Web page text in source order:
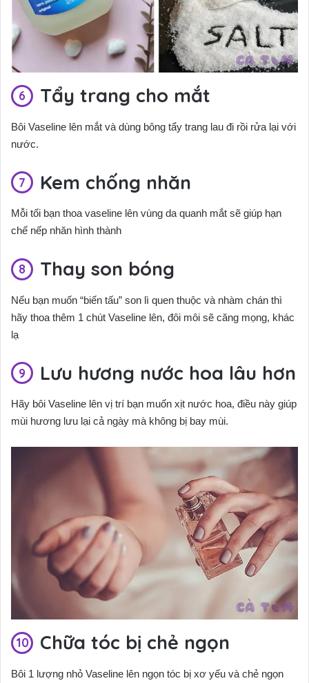
Tẩy trang cho mắt
Bôi Vaseline lên mắt và dùng bông tẩy trang lau đi rồi rửa lại với
nước.
Kem chống nhăn
Mỗi tối bạn thoa vaseline lên vùng da quanh mắt sẽ giúp hạn
chế nếp nhăn hình thành
Thay son bóng
Nếu bạn muốn “biến tấu” son lì quen thuộc và nhàm chán thì
hãy thoa thêm 1 chút Vaseline lên, đôi môi sẽ căng mọng, khác
lạ
Lưu hương nước hoa lâu hơn
Hãy bôi Vaseline lên vị trí bạn muốn xịt nước hoa, điều này giúp
mùi hương lưu lại cả ngày mà không bị bay mùi.
Chữa tóc bị chẻ ngọn
Bôi 1 lượng nhỏ Vaseline lên ngọn tóc bị xơ yếu và chẻ ngọn